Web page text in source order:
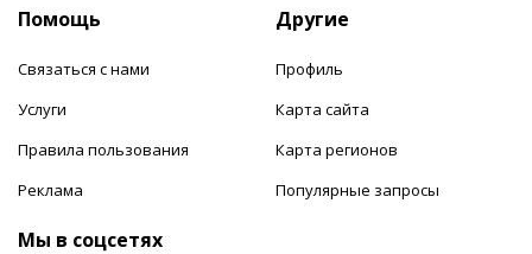
Помощь
Связаться с нами
Услуги
Правила пользования
Реклама
Другие
Профиль
Карта сайта
Карта регионов
Популярные запросы
Мы в соцсетях